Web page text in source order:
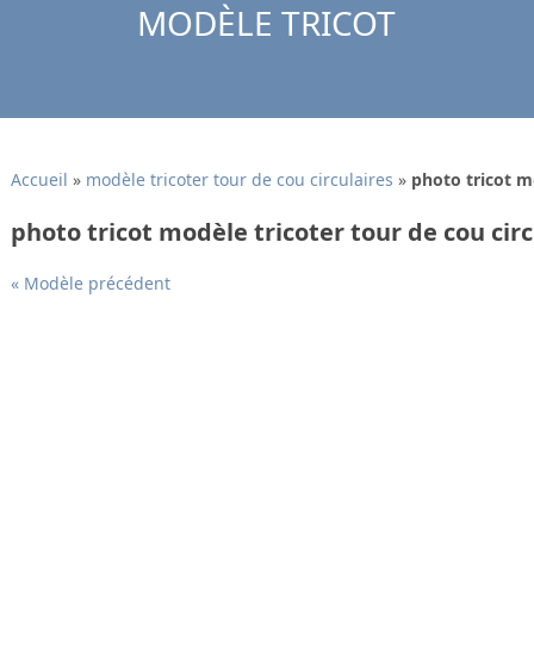
MODÈLE TRICOT
Accueil » modèle tricoter tour de cou circulaires » photo tricot
photo tricot modèle tricoter tour de cou
« Modèle précédent